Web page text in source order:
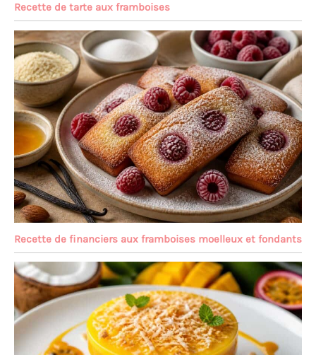
Recette de tarte aux framboises
Recette de financiers aux framboises moelleux et fondants